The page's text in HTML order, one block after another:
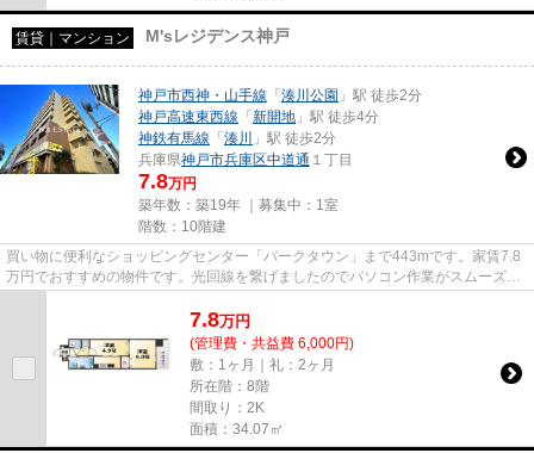
賃貸｜マンション M'sレジデンス神戸
神戸市西神・山手線 「 湊川公園 」駅 徒歩2分
神戸高速東西線 「 新開地 」駅 徒歩4分
神鉄有馬線 「 湊川
」駅 徒歩2分
兵庫県神戸市兵庫区中道通 １丁目
7.8万円
築年数：築19年 ｜募集中： 1室
階数：10階建
買い物に便利なショッピングセンター「パークタウン」まで443mです。家賃7.8
万円でおすすめの物件です。光回線を繋げましたのでパソコン作業がスムーズで
7.8万円
(管理費・共益費 6,000円)
敷：1ヶ月｜礼：2ヶ月
所在階：8階
間取り：2K
面積：34.07㎡